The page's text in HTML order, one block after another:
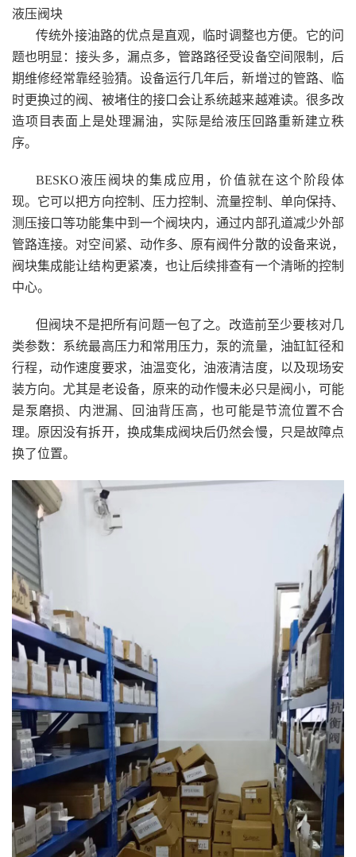
液压阀块
传统外接油路的优点是直观，临时调整也方便。它的问
题也明显：接头多，漏点多，管路路径受设备空间限制，后
期维修经常靠经验猜。设备运行几年后，新增过的管路、临
时更换过的阀、被堵住的接口会让系统越来越难读。很多改
造项目表面上是处理漏油，实际是给液压回路重新建立秩
序。
BESKO液压阀块的集成应用，价值就在这个阶段体
现。它可以把方向控制、压力控制、流量控制、单向保持、
测压接口等功能集中到一个阀块内，通过内部孔道减少外部
管路连接。对空间紧、动作多、原有阀件分散的设备来说，
阀块集成能让结构更紧凑，也让后续排查有一个清晰的控制
中心。
但阀块不是把所有问题一包了之。改造前至少要核对几
类参数：系统最高压力和常用压力，泵的流量，油缸缸径和
行程，动作速度要求，油温变化，油液清洁度，以及现场安
装方向。尤其是老设备，原来的动作慢未必只是阀小，可能
是泵磨损、内泄漏、回油背压高，也可能是节流位置不合
理。原因没有拆开，换成集成阀块后仍然会慢，只是故障点
换了位置。